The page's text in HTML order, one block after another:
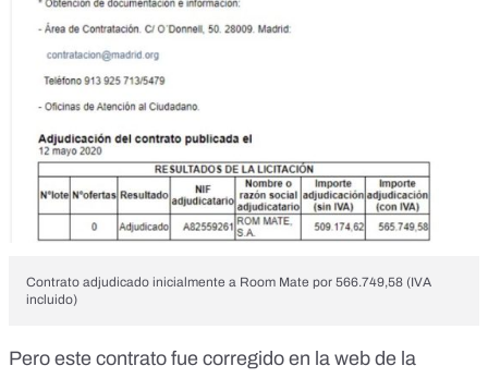
Contrato adjudicado inicialmente a Room Mate por 566.749,58 (IVA
incluido)
Pero este contrato fue corregido en la web de la